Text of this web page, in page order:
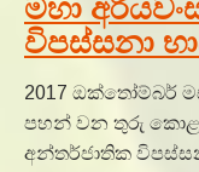
මහා
විපස්සනා
2017 ඔක්තෝම්බර්
පහන් වන තුරු
අන්තර්ජාතික